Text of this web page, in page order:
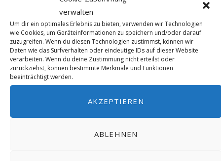
verwalten
Um dir ein optimales Erlebnis zu bieten, verwenden wir Technologien
wie Cookies, um Geräteinformationen zu speichern und/oder darauf
zuzugreifen. Wenn du diesen Technologien zustimmst, können wir
Daten wie das Surfverhalten oder eindeutige IDs auf dieser Website
verarbeiten. Wenn du deine Zustimmung nicht erteilst oder
zurückziehst, können bestimmte Merkmale und Funktionen
beeinträchtigt werden.
AKZEPTIEREN
ABLEHNEN
40 Jahre ICJ – Wir gratulieren
40 Jahre ICJ – Wir gratulieren